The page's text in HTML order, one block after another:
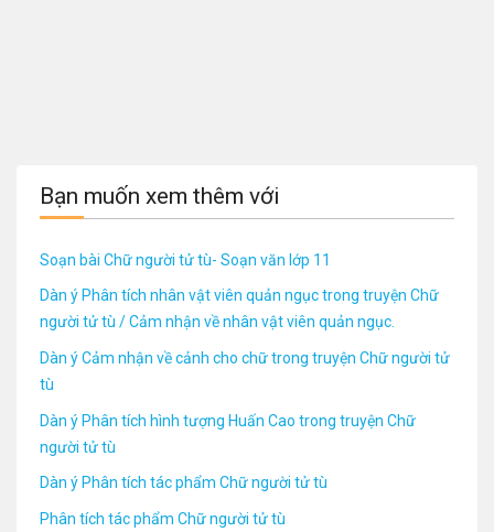
Bạn muốn xem thêm với
Soạn bài Chữ người tử tù- Soạn văn lớp 11
Dàn ý Phân tích nhân vật viên quản ngục trong truyện Chữ
người tử tù / Cảm nhận về nhân vật viên quản ngục.
Dàn ý Cảm nhận về cảnh cho chữ trong truyện Chữ người tử
tù
Dàn ý Phân tích hình tượng Huấn Cao trong truyện Chữ
người tử tù
Dàn ý Phân tích tác phẩm Chữ người tử tù
Phân tích tác phẩm Chữ người tử tù